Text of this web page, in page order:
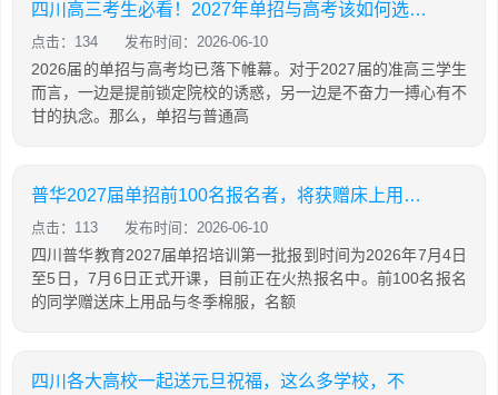
四川高三考生必看！2027年单招与高考该如何选择？哪些学生更适合走单招？
点击：134 发布时间：2026-06-10
2026届的单招与高考均已落下帷幕。对于2027届的准高三学生
而言，一边是提前锁定院校的诱惑，另一边是不奋力一搏心有不
甘的执念。那么，单招与普通高
普华2027届单招前100名报名者，将获赠床上用品与冬季棉服，名额有限，先到先得
点击：113 发布时间：2026-06-10
四川普华教育2027届单招培训第一批报到时间为2026年7月4日
至5日，7月6日正式开课，目前正在火热报名中。前100名报名
的同学赠送床上用品与冬季棉服，名额
四川各大高校一起送元旦祝福，这么多学校，不